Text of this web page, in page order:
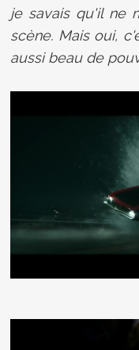
je savais qu'il ne
scène. Mais oui,
aussi beau de